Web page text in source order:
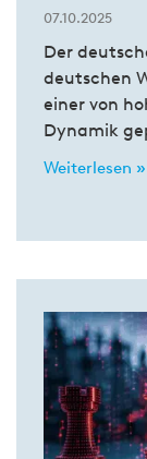
07.10.2025
Der
deutschen
einer von
Dynamik
Weiterlesen »